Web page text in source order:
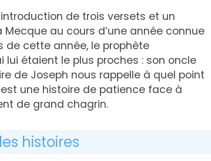
de trois versets et un
au cours d’une année connue
de cette année, le prophète
étaient le plus proches : son oncle
de Joseph nous rappelle à quel point
une histoire de patience face à
de grand chagrin.
histoires